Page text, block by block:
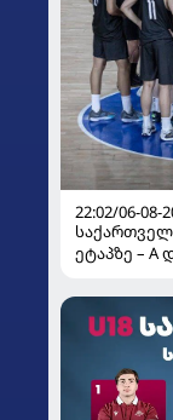
22:02/06-08-
ეტაპზე – A